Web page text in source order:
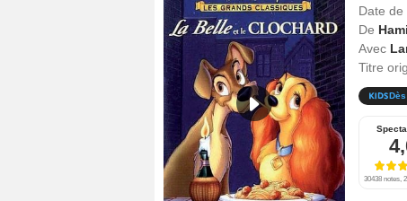
Date de
De
Avec
Titre
30438 notes,